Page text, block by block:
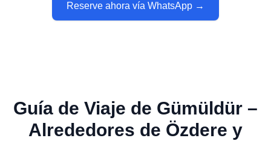
Reserve ahora vía WhatsApp →
Guía de Viaje de Gümüldür –
Alrededores de Özdere y